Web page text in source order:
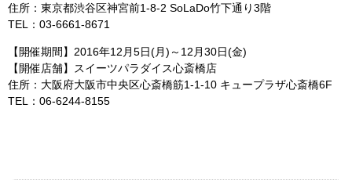
住所：東京都渋谷区神宮前1-8-2 SoLaDo竹下通り3階
TEL：03-6661-8671
【開催期間】2016年12月5日(月)～12月30日(金)
【開催店舗】スイーツパラダイス心斎橋店
住所：大阪府大阪市中央区心斎橋筋1-1-10 キュープラザ心斎橋6F
TEL：06-6244-8155